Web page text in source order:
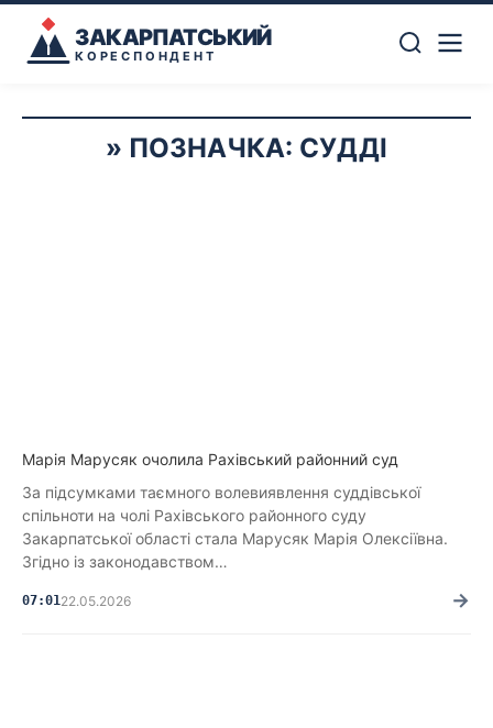
ЗАКАРПАТСЬКИЙ
КОРЕСПОНДЕНТ
ПОЗНАЧКА: СУДДІ
Марія Марусяк очолила Рахівський районний суд
За підсумками таємного волевиявлення суддівської
спільноти на чолі Рахівського районного суду
Закарпатської області стала Марусяк Марія Олексіївна.
Згідно із законодавством…
07:01 22.05.2026 →